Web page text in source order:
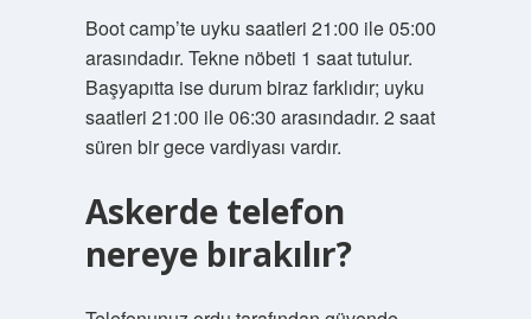
Boot camp’te uyku saatleri 21:00 ile 05:00
arasındadır. Tekne nöbeti 1 saat tutulur.
Başyapıtta ise durum biraz farklıdır; uyku
saatleri 21:00 ile 06:30 arasındadır. 2 saat
süren bir gece vardiyası vardır.
Askerde telefon
nereye bırakılır?